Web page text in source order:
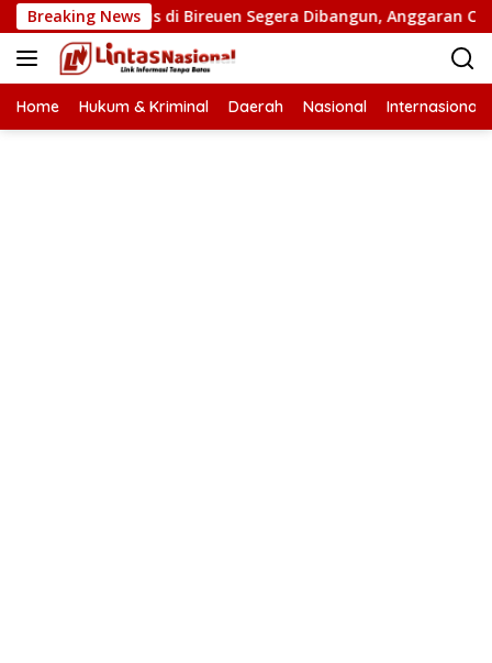
Langsung
ke
konten
Breaking News
Putus di Bireuen Segera Dibangun, Anggaran Capai 500
Home Hukum & Kriminal Daerah Nasional Internasional